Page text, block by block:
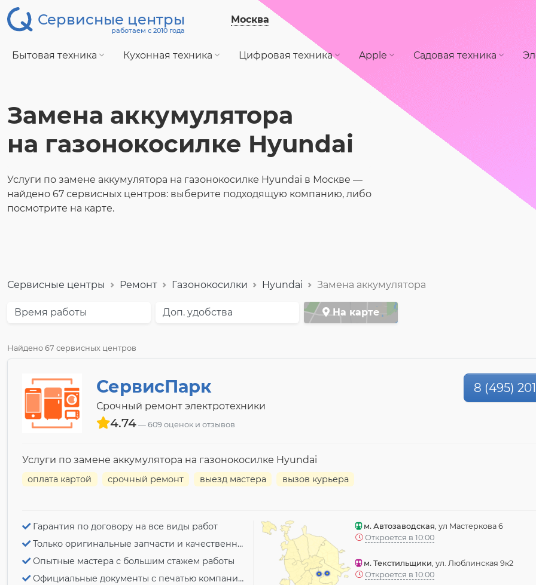
Сервисные центры
работаем с 2010 года
Москва
Бытовая техника Кухонная техника Цифровая техника Apple Садовая техника
Замена аккумулятора
на газонокосилке Hyundai
Услуги по замене аккумулятора на газонокосилке Hyundai в Москве —
найдено 67 сервисных центров: выберите подходящую компанию, либо
посмотрите на карте.
Сервисные центры Ремонт Газонокосилки Hyundai Замена аккумулятора
Время работы Доп. удобства На карте
Найдено 67 сервисных центров
СервисПарк
Срочный ремонт электротехники
4.74 609 оценок и отзывов
8 (495)
Услуги по замене аккумулятора на газонокосилке Hyundai
оплата картой срочный ремонт выезд мастера вызов курьера
Гарантия по договору на все виды работ
Только оригинальные запчасти и качественный ремонт
Опытные мастера с большим стажем работы
Официальные документы с печатью компании
м. Автозаводская, ул Мастеркова 6
Откроется в 10:00
м. Текстильщики, ул. Люблинская 9к2
Откроется в 10:00